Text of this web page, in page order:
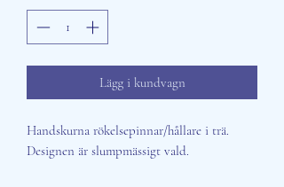
Lägg i kundvagn
Handskurna rökelsepinnar/hållare i trä.
Designen är slumpmässigt vald.